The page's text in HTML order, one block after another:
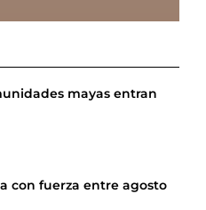
mayas entran
con fuerza entre agosto